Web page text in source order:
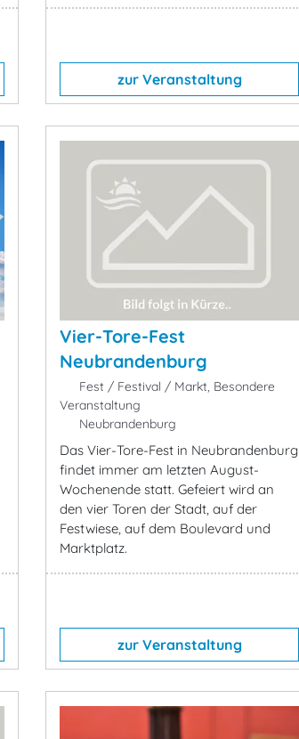
zur Veranstaltung
Vier-Tore-Fest
Neubrandenburg
Fest / Festival / Markt, Besondere
Veranstaltung
Neubrandenburg
Das Vier-Tore-Fest in Neubrandenburg
findet immer am letzten August-
Wochenende statt. Gefeiert wird an
den vier Toren der Stadt, auf der
Festwiese, auf dem Boulevard und
Marktplatz.
zur Veranstaltung